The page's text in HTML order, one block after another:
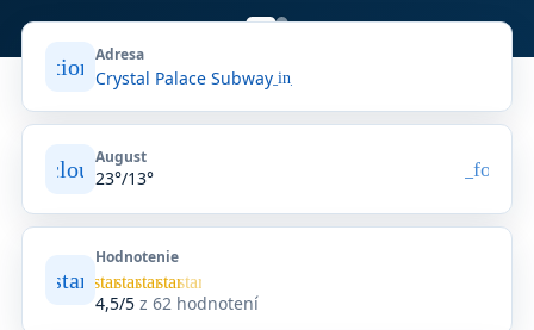
location_on
Adresa
Crystal Palace Subwayopen_in_new
August
23°/13°
star
Hodnotenie
starstarstarstarstar
4,5/5z 62 hodnotení
Priemerné
hodnotenie